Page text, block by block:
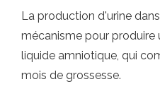
La production d'urine
mécanisme pour
liquide amniotique, qui
mois de grossesse.